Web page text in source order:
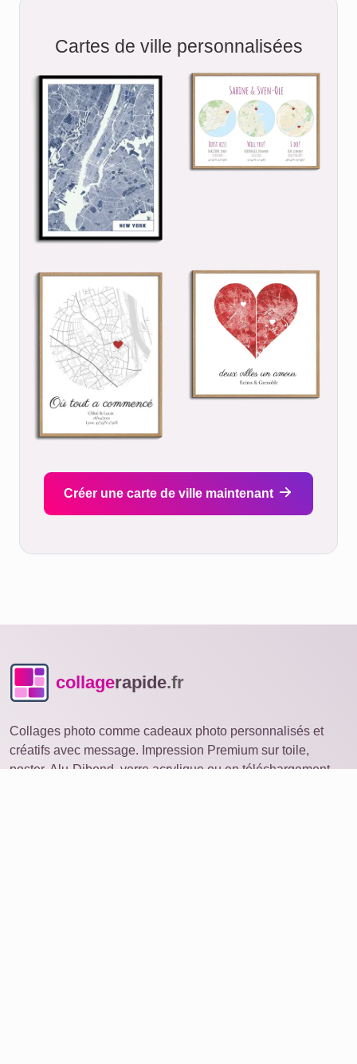
Cartes de ville personnalisées
Créer une carte de ville maintenant
collagerapide.fr
Collages photo comme cadeaux photo personnalisés et
créatifs avec message. Impression Premium sur toile,
poster, Alu-Dibond, verre acrylique ou en téléchargement.